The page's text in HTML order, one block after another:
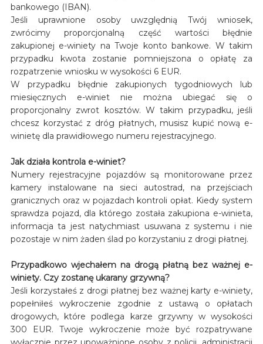
bankowego (IBAN).
Jeśli uprawnione osoby uwzględnią Twój wniosek,
zwrócimy proporcjonalną część wartości błędnie
zakupionej e-winiety na Twoje konto bankowe. W takim
przypadku kwota zostanie pomniejszona o opłatę za
rozpatrzenie wniosku w wysokości 6 EUR.
W przypadku błędnie zakupionych tygodniowych lub
miesięcznych e-winiet nie można ubiegać się o
proporcjonalny zwrot kosztów. W takim przypadku, jeśli
chcesz korzystać z dróg płatnych, musisz kupić nową e-
winietę dla prawidłowego numeru rejestracyjnego.
Jak działa kontrola e-winiet?
Numery rejestracyjne pojazdów są monitorowane przez
kamery instalowane na sieci autostrad, na przejściach
granicznych oraz w pojazdach kontroli opłat. Kiedy system
sprawdza pojazd, dla którego została zakupiona e-winieta,
informacja ta jest natychmiast usuwana z systemu i nie
pozostaje w nim żaden ślad po korzystaniu z drogi płatnej.
Przypadkowo wjechałem na drogą płatną bez ważnej e-
winiety. Czy zostanę ukarany grzywną?
Jeśli korzystałeś z drogi płatnej bez ważnej karty e-winiety,
popełniłeś wykroczenie zgodnie z ustawą o opłatach
drogowych, które podlega karze grzywny w wysokości
300 EUR. Twoje wykroczenie może być rozpatrywane